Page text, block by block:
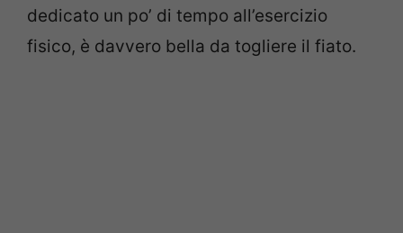
dedicato un po’ di tempo all’esercizio
fisico, è davvero bella da togliere il fiato.